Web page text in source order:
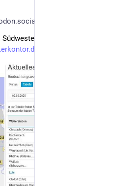
Deutschlands, am
de/aktuelle-we